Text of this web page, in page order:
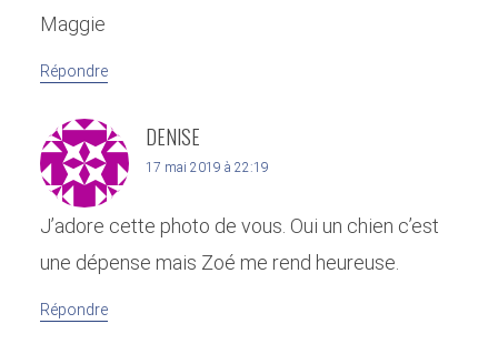
Maggie
Répondre
DENISE
17 mai 2019 à 22:19
J’adore cette photo de vous. Oui un chien c’est
une dépense mais Zoé me rend heureuse.
Répondre